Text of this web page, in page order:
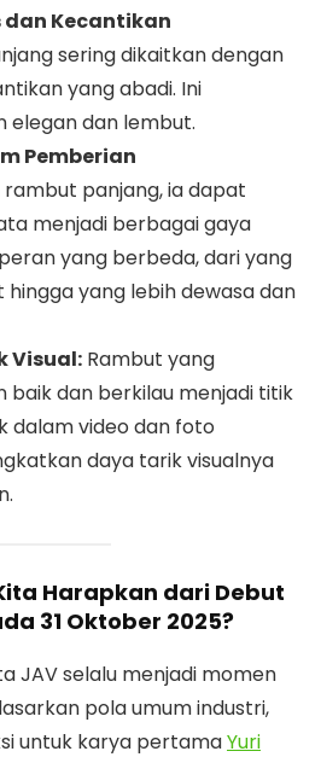
dan Kecantikan
sering dikaitkan dengan
yang abadi. Ini
elegan dan lembut.
Pemberian
rambut panjang, ia dapat
menjadi berbagai gaya
yang berbeda, dari yang
yang lebih dewasa dan
Visual: Rambut yang
baik dan berkilau menjadi titik
dalam video dan foto
daya tarik visualnya
Harapkan dari Debut
31 Oktober 2025?
JAV selalu menjadi momen
pola umum industri,
untuk karya pertamaYuri